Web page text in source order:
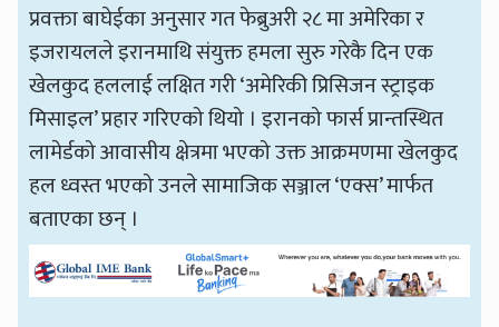
प्रवक्ता बाघेईका अनुसार गत फेब्रुअरी २८ मा अमेरिका र
इजरायलले इरानमाथि संयुक्त हमला सुरु गरेकै दिन एक
खेलकुद हललाई लक्षित गरी ‘अमेरिकी प्रिसिजन स्ट्राइक
मिसाइल’ प्रहार गरिएको थियो । इरानको फार्स प्रान्तस्थित
लामेर्डको आवासीय क्षेत्रमा भएको उक्त आक्रमणमा खेलकुद
हल ध्वस्त भएको उनले सामाजिक सञ्जाल ‘एक्स’ मार्फत
बताएका छन् ।